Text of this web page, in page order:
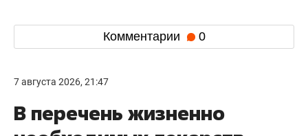
Комментарии 0
7 августа 2026, 21:47
В перечень жизненно